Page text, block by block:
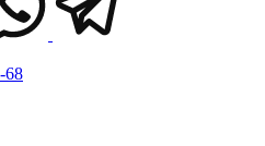
68